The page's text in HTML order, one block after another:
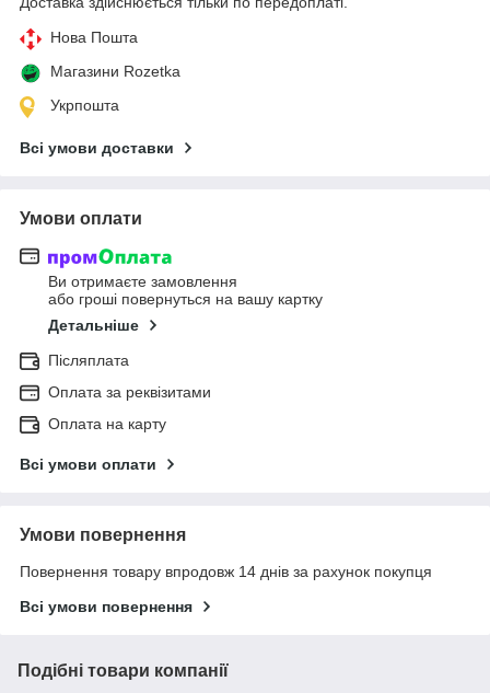
Нова Пошта
Магазини Rozetka
Укрпошта
Всі умови доставки
Умови оплати
Ви отримаєте замовлення
або гроші повернуться на вашу картку
Детальніше
Післяплата
Оплата за реквізитами
Оплата на карту
Всі умови оплати
Умови повернення
Повернення товару впродовж 14 днів за рахунок покупця
Всі умови повернення
Подібні товари компанії